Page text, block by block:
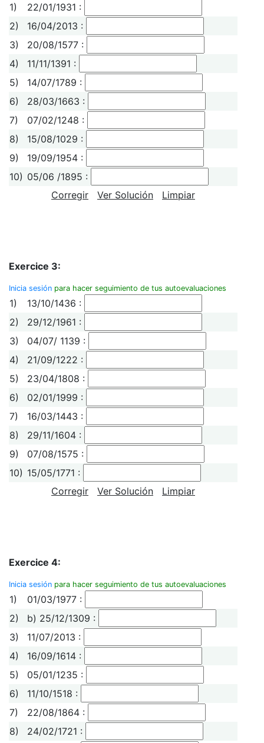
1)
22/01/1931 :
2)
16/04/2013 :
3)
20/08/1577 :
4)
11/11/1391 :
5)
14/07/1789 :
6)
28/03/1663 :
7)
07/02/1248 :
8)
15/08/1029 :
9)
19/09/1954 :
10) 05/06 /1895 :
Corregir
Ver Solución Limpiar
Exercice 3:
Inicia sesión para hacer seguimiento de tus autoevaluaciones
1)
13/10/1436 :
2)
29/12/1961 :
3)
04/07/ 1139 :
4)
21/09/1222 :
5)
23/04/1808 :
6)
02/01/1999 :
7)
16/03/1443 :
8)
29/11/1604 :
9)
07/08/1575 :
10) 15/05/1771 :
Corregir
Ver Solución Limpiar
Exercice 4:
Inicia sesión para hacer seguimiento de tus autoevaluaciones
1)
01/03/1977 :
2)
b) 25/12/1309 :
3)
11/07/2013 :
4)
16/09/1614 :
5)
05/01/1235 :
6)
11/10/1518 :
7)
22/08/1864 :
8)
24/02/1721 :